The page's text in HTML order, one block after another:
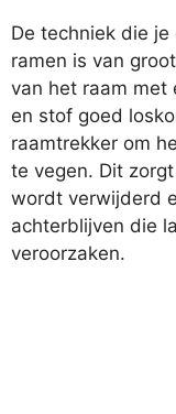
De techniek die
ramen is van
van het raam met
en stof goed
raamtrekker om
te vegen. Dit
wordt verwijderd
achterblijven die
veroorzaken.